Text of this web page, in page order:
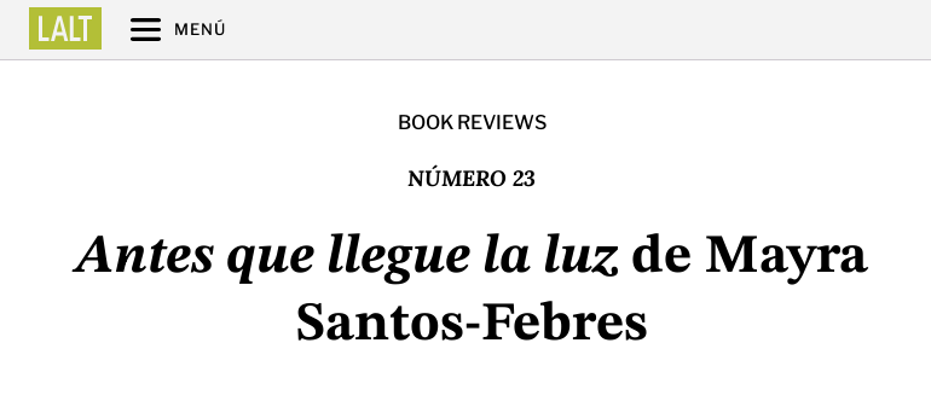
MENÚ
BOOK REVIEWS
NÚMERO 23
Antes que llegue la luz de Mayra
Santos-Febres